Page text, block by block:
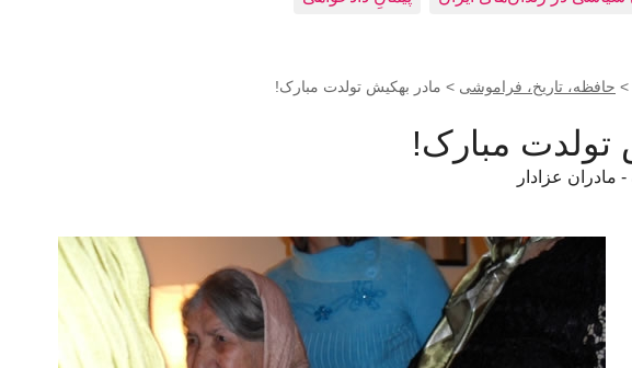
> حافظه، تاريخ، فراموشی > مادر بهکیش تولدت مبارک!
تولدت مبارک!
مادران عزادار